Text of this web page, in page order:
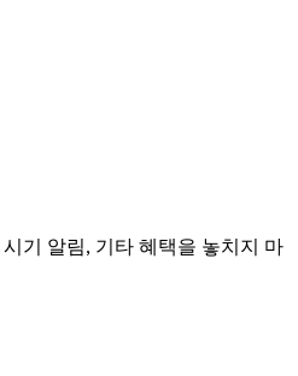
기 알림, 기타 혜택을 놓치지 마